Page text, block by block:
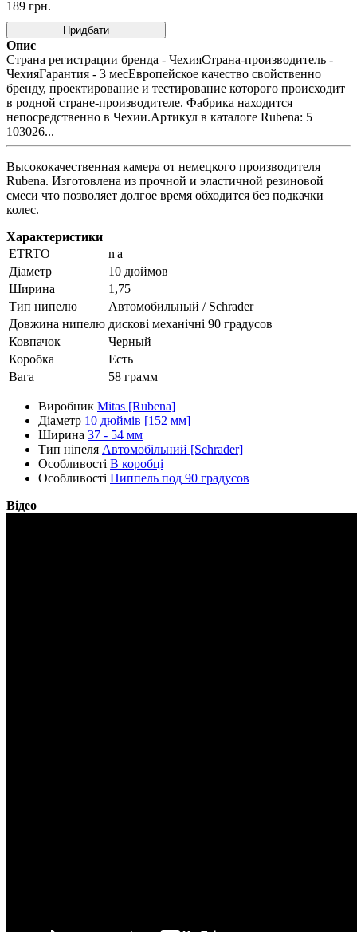
189 грн.
Придбати
Опис
Страна регистрации бренда - ЧехияСтрана-производитель -
ЧехияГарантия - 3 месЕвропейское качество свойственно
бренду, проектирование и тестирование которого происходит
в родной стране-производителе. Фабрика находится
непосредственно в Чехии.Артикул в каталоге Rubena: 5
103026...
Высококачественная камера от немецкого производителя
Rubena. Изготовлена из прочной и эластичной резиновой
смеси что позволяет долгое время обходится без подкачки
колес.
Характеристики
ETRTO
n|a
Діаметр
10 дюймов
Ширина
1,75
Тип нипелю
Автомобильный / Schrader
Довжина нипелю дискові механічні 90 градусов
Ковпачок
Черный
Коробка
Есть
Вага
58 грамм
Виробник Mitas [Rubena]
Діаметр 10 дюймів [152 мм]
Ширина 37 - 54 мм
Тип ніпеля Автомобільний [Schrader]
Особливості В коробці
Особливості Ниппель под 90 градусов
Відео